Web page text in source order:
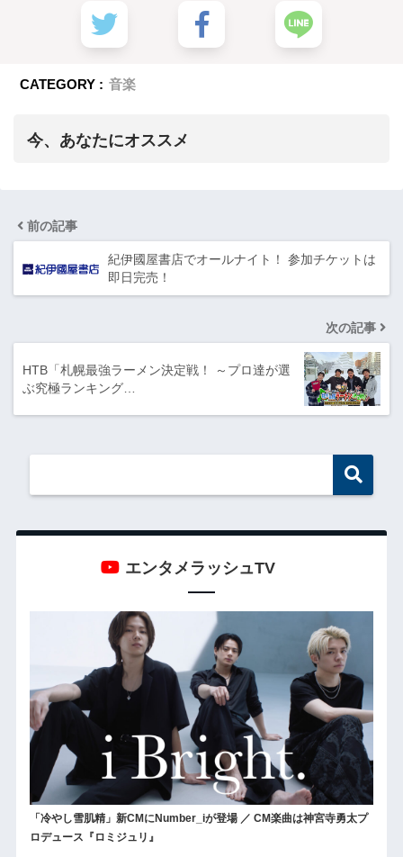
CATEGORY : 音楽
今、あなたにオススメ
前の記事
紀伊國屋書店でオールナイト！ 参加チケットは
即日完売！
次の記事
HTB「札幌最強ラーメン決定戦！ ～プロ達が選
ぶ究極ランキング…
エンタメラッシュTV
「冷やし雪肌精」新CMにNumber_iが登場 ／ CM楽曲は神宮寺勇太プ
ロデュース『ロミジュリ』